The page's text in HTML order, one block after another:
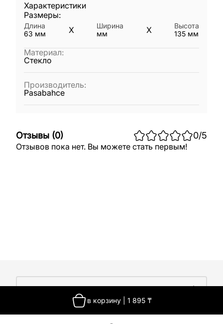
в корзину 1 895 ₸
Характеристики
Размеры:
Длина
63 мм X
Ширина
мм
X
Высота
135 мм
Материал:
Стекло
Производитель:
Pasabahce
Отзывы (0) 0/5
Отзывов пока нет. Вы можете стать первым!
О компании
Работа у нас
Покупателям